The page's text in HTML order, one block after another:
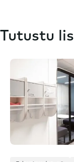
Tutustu